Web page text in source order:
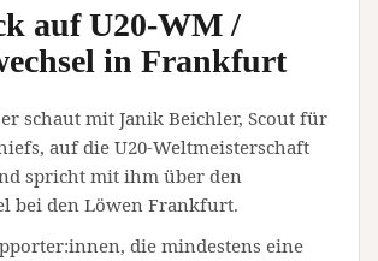
auf U20-WM /
in Frankfurt
schaut mit Janik Beichler, Scout für
auf die U20-Weltmeisterschaft
spricht mit ihm über den
bei den Löwen Frankfurt.
die mindestens eine